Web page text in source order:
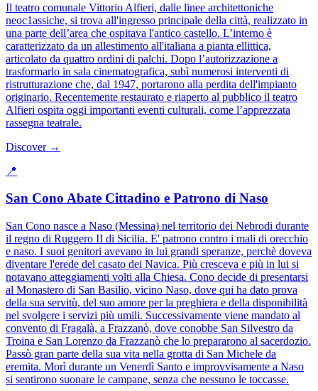
Il teatro comunale Vittorio Alfieri, dalle linee architettoniche
neoc1assiche, si trova all'ingresso principale della città, realizzato in
una parte dell’area che ospitava l'antico castello. L’interno è
caratterizzato da un allestimento all'italiana a pianta ellittica,
articolato da quattro ordini di palchi. Dopo l’autorizzazione a
trasformarlo in sala cinematografica, subì numerosi interventi di
ristrutturazione che, dal 1947, portarono alla perdita dell'impianto
originario. Recentemente restaurato e riaperto al pubblico il teatro
Alfieri ospita oggi importanti eventi culturali, come l’apprezzata
rassegna teatrale.
Discover →
📍
San Cono Abate Cittadino e Patrono di Naso
San Cono nasce a Naso (Messina) nel territorio dei Nebrodi durante
il regno di Ruggero II di Sicilia. E' patrono contro i mali di orecchio
e naso. I suoi genitori avevano in lui grandi speranze, perchè doveva
diventare l'erede del casato dei Navica. Più cresceva e più in lui si
notavano atteggiamenti volti alla Chiesa. Cono decide di presentarsi
al Monastero di San Basilio, vicino Naso, dove qui ha dato prova
della sua servitù, del suo amore per la preghiera e della disponibilità
nel svolgere i servizi più umili. Successivamente viene mandato al
convento di Fragalà, a Frazzanò, dove conobbe San Silvestro da
Troina e San Lorenzo da Frazzanò che lo prepararono al sacerdozio.
Passò gran parte della sua vita nella grotta di San Michele da
eremita. Morì durante un Venerdì Santo e improvvisamente a Naso
si sentirono suonare le campane, senza che nessuno le toccasse.